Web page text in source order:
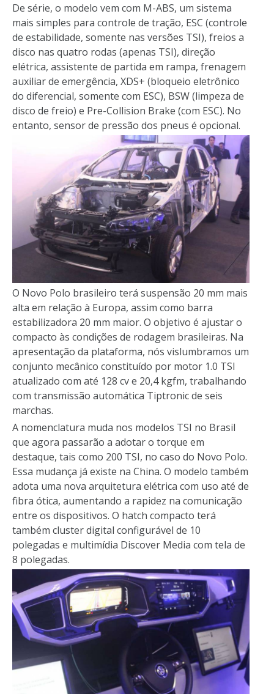
De série, o modelo vem com M-ABS, um sistema
mais simples para controle de tração, ESC (controle
de estabilidade, somente nas versões TSI), freios a
disco nas quatro rodas (apenas TSI), direção
elétrica, assistente de partida em rampa, frenagem
auxiliar de emergência, XDS+ (bloqueio eletrônico
do diferencial, somente com ESC), BSW (limpeza de
disco de freio) e Pre-Collision Brake (com ESC). No
entanto, sensor de pressão dos pneus é opcional.
O Novo Polo brasileiro terá suspensão 20 mm mais
alta em relação à Europa, assim como barra
estabilizadora 20 mm maior. O objetivo é ajustar o
compacto às condições de rodagem brasileiras. Na
apresentação da plataforma, nós vislumbramos um
conjunto mecânico constituído por motor 1.0 TSI
atualizado com até 128 cv e 20,4 kgfm, trabalhando
com transmissão automática Tiptronic de seis
marchas.
A nomenclatura muda nos modelos TSI no Brasil
que agora passarão a adotar o torque em
destaque, tais como 200 TSI, no caso do Novo Polo.
Essa mudança já existe na China. O modelo também
adota uma nova arquitetura elétrica com uso até de
fibra ótica, aumentando a rapidez na comunicação
entre os dispositivos. O hatch compacto terá
também cluster digital configurável de 10
polegadas e multimídia Discover Media com tela de
8 polegadas.